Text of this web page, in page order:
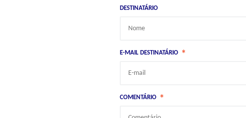
DESTINATÁRIO
E-MAIL DESTINATÁRIO *
COMENTÁRIO *